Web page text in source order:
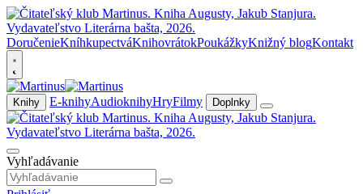
DoručenieKníhkupectváKnihovrátokPoukážkyKnižný blogKontakt
Knihy E-knihyAudioknihyHryFilmy Doplnky
Vyhľadávanie